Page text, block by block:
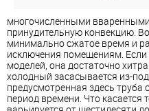
многочисленными
принудительную конвекцию.
минимально сжатое время и
исключения помещениям. Если
моделей, она достаточно
холодный засасывается из-
предусмотренная здесь труба
период времени. Что касается